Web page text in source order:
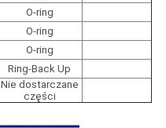
O-ring
O-ring
O-ring
Ring-Back Up
Nie dostarczane
części